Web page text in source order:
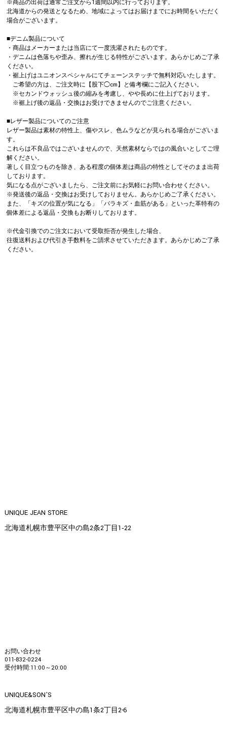
※商品の出荷は通常ご注文から1週間以内に行っております。
北海道からの発送となるため、地域によってはお届けまでにお時間をいただく
場合がございます。
■デニム製品について
・商品はメーカーまたは当店にて一度洗濯されたものです。
・デニムは色落ちや歪み、擦れが生じる特性がございます。あらかじめご了承
ください。
・裾上げはユニオンスペシャルにてチェーンステッチで無料対応いたします。
ご希望の方は、ご注文時に【股下◯cm】と備考欄にご記入ください。
※セカンドウォッシュ後の縮みを考慮し、やや長めに仕上げております。
※裾上げ後の返品・交換はお受けできませんのでご注意ください。
■レザー製品についてのご注意
レザー製品は素材の特性上、傷やスレ、色ムラなどが見られる場合がございま
す。
これらは不良品ではございませんので、天然素材ならではの風合いとしてご理
解ください。
著しく目立つものを除き、ある程度の個体差は商品の特性としてそのまま出荷
しております。
気になる点がございましたら、ご注文前にお気軽にお問い合わせください。
※発送後の返品・交換はお受けしておりません。あらかじめご了承ください。
また、「キズの位置が気になる」「バラキズ・血筋がある」といった革特有の
個体差による返品・交換もお断りしております。
※代金引換でのご注文において受取拒否が発生した場合、
往復送料および代引き手数料をご請求させていただきます。あらかじめご了承
ください。
UNIQUE JEAN STORE
北海道札幌市豊平区中の島2条2丁目1‐22
お問い合わせ
011-832-0224
受付時間:11:00～20:00
UNIQUE&SON'S
北海道札幌市豊平区中の島1条2丁目2-6